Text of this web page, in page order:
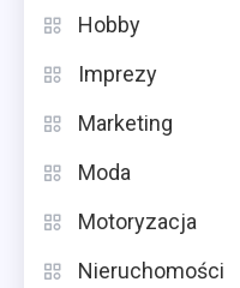
Hobby
Imprezy
Marketing
Moda
Motoryzacja
Nieruchomości